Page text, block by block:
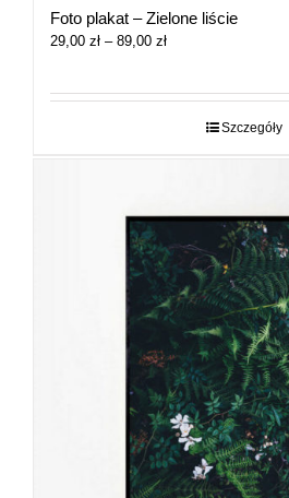
Foto plakat – Zielone liście
29,00 zł – 89,00 złZakres
29,00 zł
Szczegóły